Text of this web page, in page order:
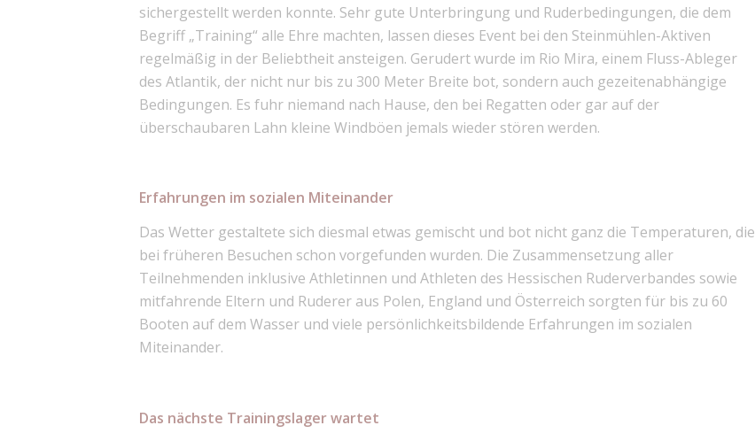
sichergestellt werden konnte. Sehr gute Unterbringung und Ruderbedingungen, die dem
Begriff „Training“ alle Ehre machten, lassen dieses Event bei den Steinmühlen-Aktiven
regelmäßig in der Beliebtheit ansteigen. Gerudert wurde im Rio Mira, einem Fluss-Ableger
des Atlantik, der nicht nur bis zu 300 Meter Breite bot, sondern auch gezeitenabhängige
Bedingungen. Es fuhr niemand nach Hause, den bei Regatten oder gar auf der
überschaubaren Lahn kleine Windböen jemals wieder stören werden.
Erfahrungen im sozialen Miteinander
Das Wetter gestaltete sich diesmal etwas gemischt und bot nicht ganz die Temperaturen, die
bei früheren Besuchen schon vorgefunden wurden. Die Zusammensetzung aller
Teilnehmenden inklusive Athletinnen und Athleten des Hessischen Ruderverbandes sowie
mitfahrende Eltern und Ruderer aus Polen, England und Österreich sorgten für bis zu 60
Booten auf dem Wasser und viele persönlichkeitsbildende Erfahrungen im sozialen
Miteinander.
Das nächste Trainingslager wartet